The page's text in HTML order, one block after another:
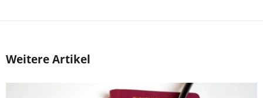
Weitere Artikel